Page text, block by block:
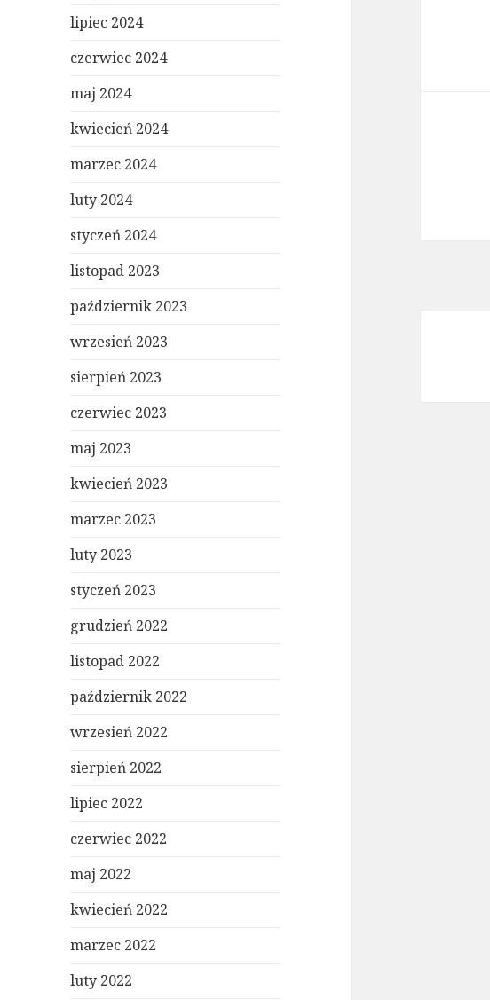
lipiec 2024
czerwiec 2024
maj 2024
kwiecień 2024
marzec 2024
luty 2024
styczeń 2024
listopad 2023
październik 2023
wrzesień 2023
sierpień 2023
czerwiec 2023
maj 2023
kwiecień 2023
marzec 2023
luty 2023
styczeń 2023
grudzień 2022
listopad 2022
październik 2022
wrzesień 2022
sierpień 2022
lipiec 2022
czerwiec 2022
maj 2022
kwiecień 2022
marzec 2022
luty 2022